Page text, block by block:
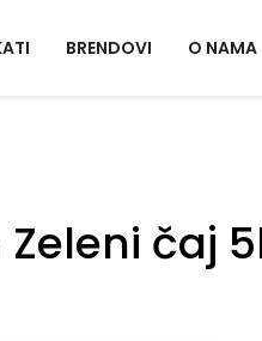
BRENDOVI O NAMA
čaj